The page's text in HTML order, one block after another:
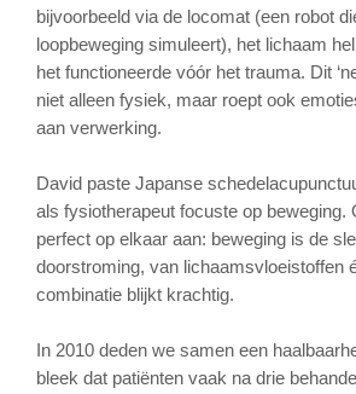
bijvoorbeeld via de locomat (een robot
loopbeweging simuleert), het lichaam
het functioneerde vóór het trauma. Dit
niet alleen fysiek, maar roept ook
aan verwerking.
David paste Japanse
als fysiotherapeut focuste op beweging.
perfect op elkaar aan: beweging is de
doorstroming, van lichaamsvloeistoffen
combinatie blijkt krachtig.
In 2010 deden we samen een
bleek dat patiënten vaak na drie